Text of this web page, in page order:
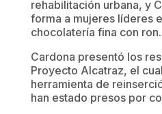
rehabilitación urbana, y
forma a mujeres líderes
chocolatería fina con ron.
​Cardona presentó los
Proyecto Alcatraz, el
herramienta de
han estado presos por